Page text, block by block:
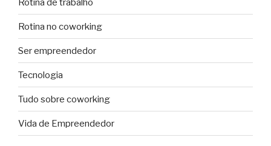
Rotina no coworking
Ser empreendedor
Tecnologia
Tudo sobre coworking
Vida de Empreendedor